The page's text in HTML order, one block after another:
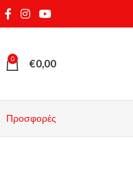
0 €0,00
Προσφορές